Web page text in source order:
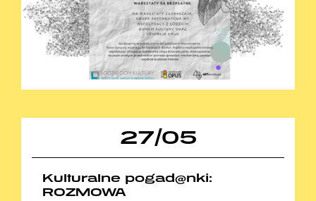
27/05
Kulturalne pogad@nki:
ROZMOWA